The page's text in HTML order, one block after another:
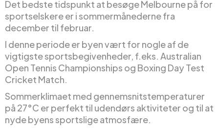
Det bedste tidspunkt at besøge Melbourne på for
sportselskere er i sommermånederne fra
december til februar.
I denne periode er byen vært for nogle af de
vigtigste sportsbegivenheder, f.eks. Australian
Open Tennis Championships og Boxing Day Test
Cricket Match.
Sommerklimaet med gennemsnitstemperaturer
på 27°C er perfekt til udendørs aktiviteter og til at
nyde byens sportslige atmosfære.